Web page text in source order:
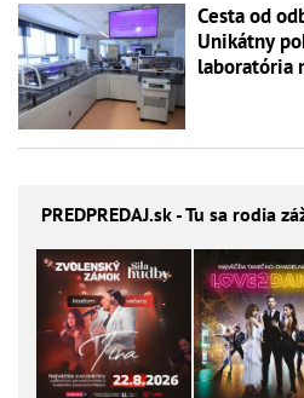
Cesta od
Unikátny
laboratória
PREDPREDAJ.sk - Tu sa rodia